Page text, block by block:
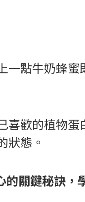
一點牛奶蜂
喜歡的植物
狀態。
的關鍵秘訣，